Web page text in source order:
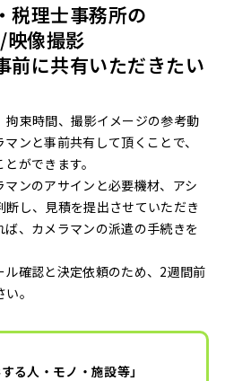
税理士事務所の
像撮影
前に共有いただきたい
束時間、撮影イメージの参考動
ンと事前共有して頂くことで、
ができます。
ンのアサインと必要機材、アシ
断し、見積を提出させていただき
、カメラマンの派遣の手続きを
ル確認と決定依頼のため、2週間前
。
る人・モノ・施設等」